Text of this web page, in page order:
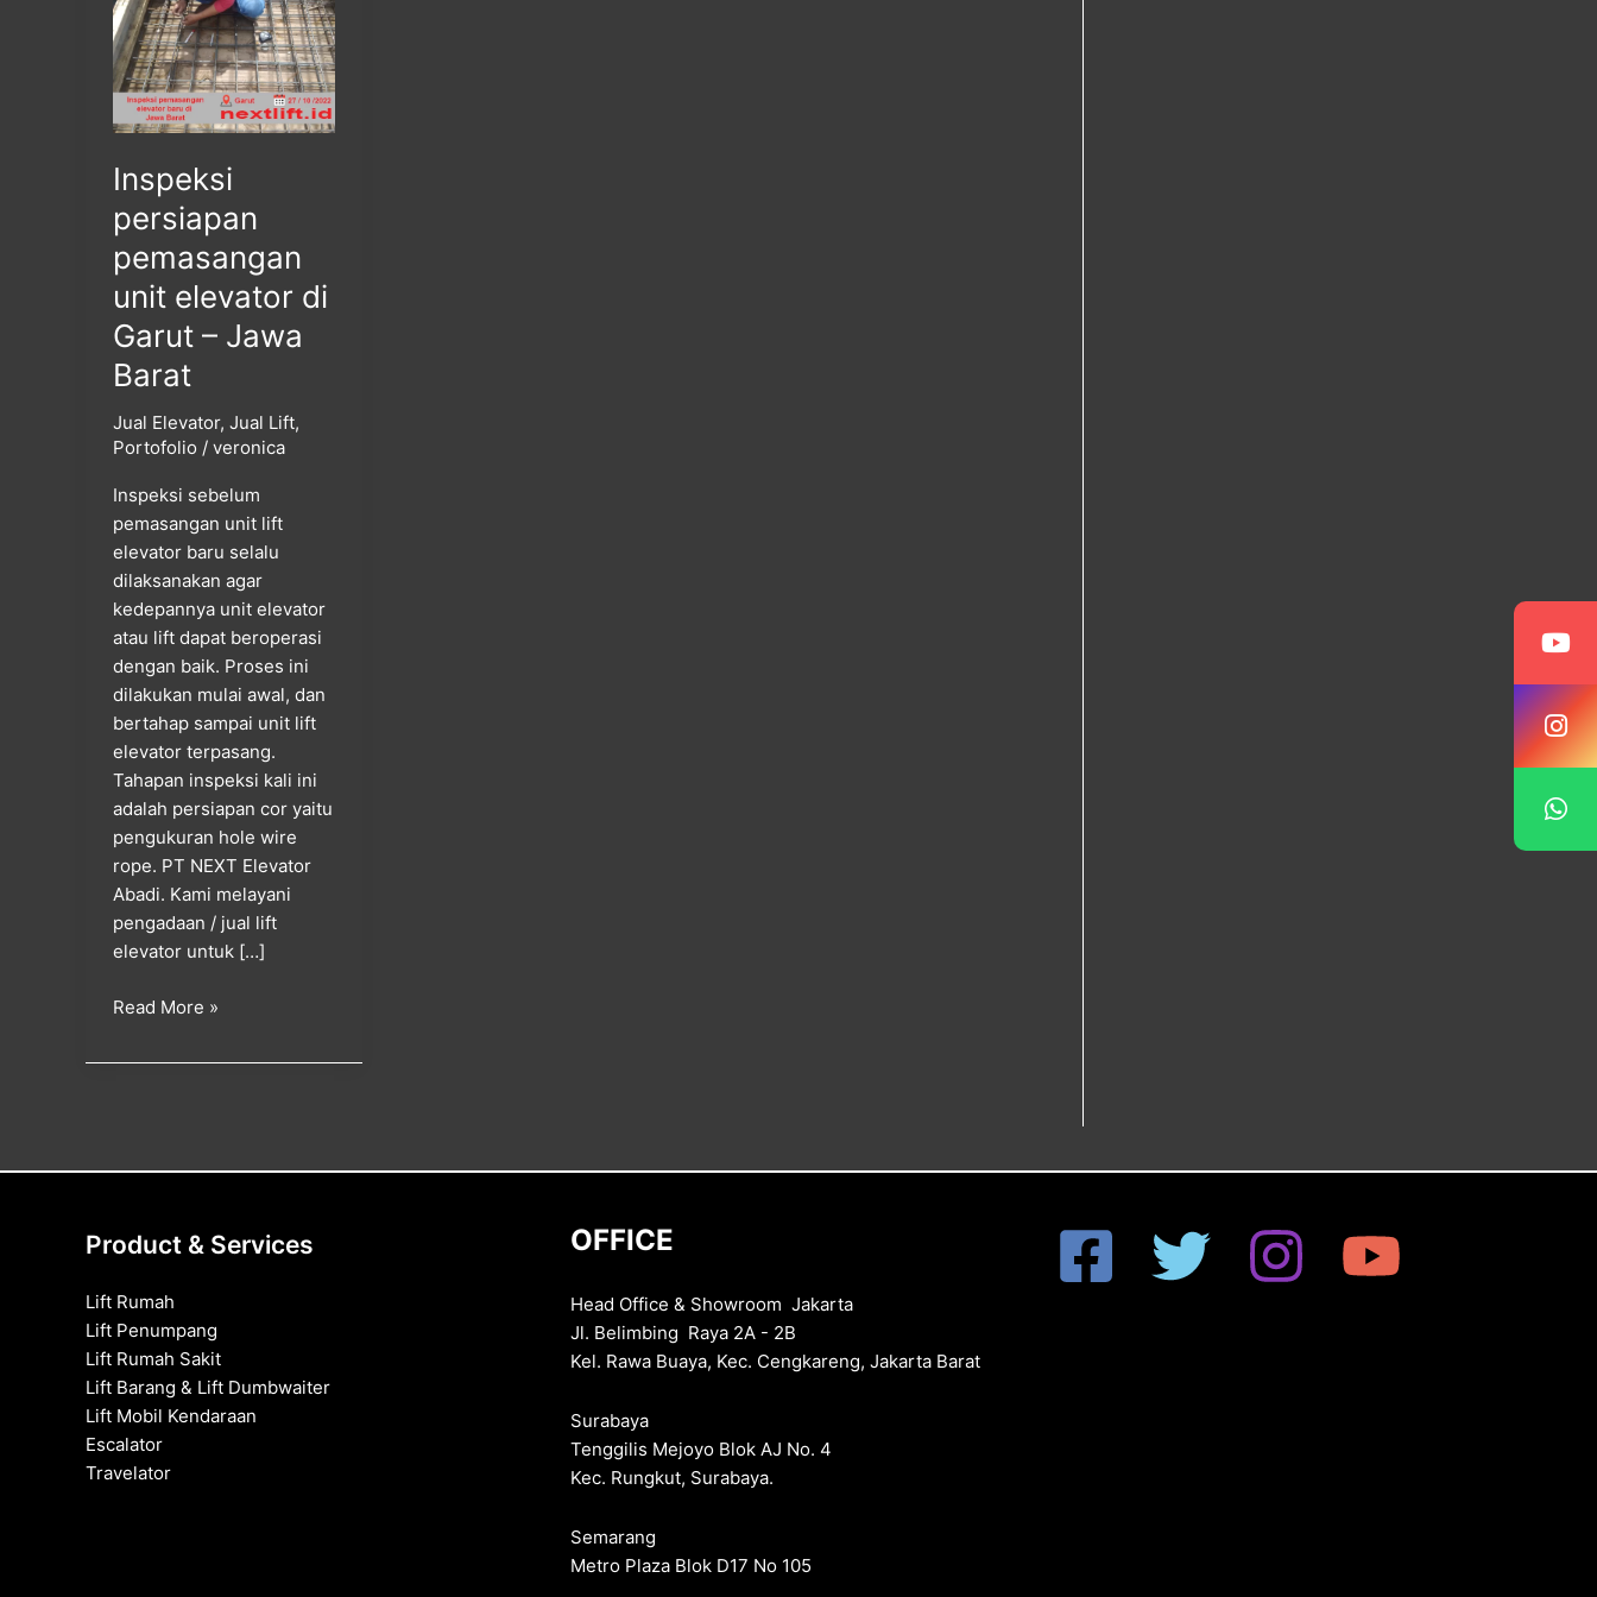
Inspeksi
persiapan
pemasangan
unit elevator di
Garut – Jawa
Barat
Jual Elevator, Jual Lift,
Portofolio / veronica
Inspeksi sebelum
pemasangan unit lift
elevator baru selalu
dilaksanakan agar
kedepannya unit elevator
atau lift dapat beroperasi
dengan baik. Proses ini
dilakukan mulai awal, dan
bertahap sampai unit lift
elevator terpasang.
Tahapan inspeksi kali ini
adalah persiapan cor yaitu
pengukuran hole wire
rope. PT NEXT Elevator
Abadi. Kami melayani
pengadaan / jual lift
elevator untuk […]
unit
elevator
di
Garut
–
Barat
Read More »
Product & Services
Lift Rumah
Lift Penumpang
Lift Rumah Sakit
Lift Barang & Lift Dumbwaiter
Lift Mobil Kendaraan
Escalator
Travelator
OFFICE
Head Office & Showroom Jakarta
Jl. Belimbing Raya 2A - 2B
Kel. Rawa Buaya, Kec. Cengkareng, Jakarta Barat
Surabaya
Tenggilis Mejoyo Blok AJ No. 4
Kec. Rungkut, Surabaya.
Semarang
Metro Plaza Blok D17 No 105